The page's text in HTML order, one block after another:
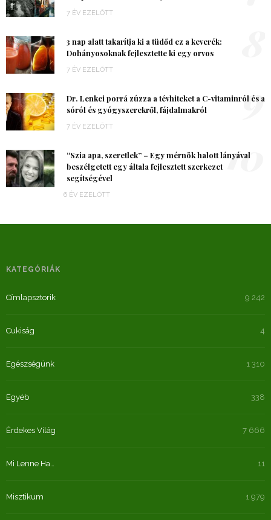
7 ÉV EZELŐTT
3 nap alatt takarítja ki a tüdőd ez a keverék:
Dohányosoknak fejlesztette ki egy orvos
7 ÉV EZELŐTT
Dr. Lenkei porrá zúzza a tévhiteket a C-vitaminról és a
sóról és gyógyszerekről, fájdalmakról
7 ÉV EZELŐTT
9
“Szia apa, szeretlek” – Egy mérnök halott lányával
beszélgetett egy általa fejlesztett szerkezet
segítségével
6 ÉV EZELŐTT
10
KATEGÓRIÁK
Címlapsztorik 9 242
Cukiság 4
Egészségünk 1 310
Egyéb 338
Érdekes Világ 7 666
Mi Lenne Ha… 11
Misztikum 1 979